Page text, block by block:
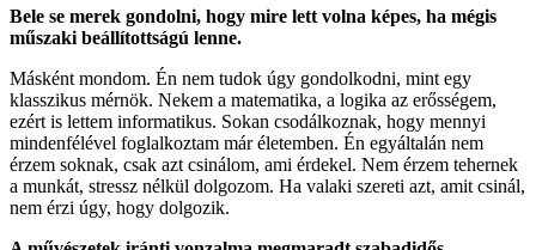
Bele se merek gondolni, hogy mire lett volna képes, ha mégis
műszaki beállítottságú lenne.
Másként mondom. Én nem tudok úgy gondolkodni, mint egy
klasszikus mérnök. Nekem a matematika, a logika az erősségem,
ezért is lettem informatikus. Sokan csodálkoznak, hogy mennyi
mindenfélével foglalkoztam már életemben. Én egyáltalán nem
érzem soknak, csak azt csinálom, ami érdekel. Nem érzem tehernek
a munkát, stressz nélkül dolgozom. Ha valaki szereti azt, amit csinál,
nem érzi úgy, hogy dolgozik.